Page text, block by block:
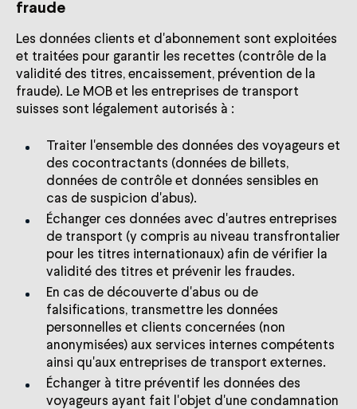
fraude
Les données clients et d'abonnement sont exploitées
et traitées pour garantir les recettes (contrôle de la
validité des titres, encaissement, prévention de la
fraude). Le MOB et les entreprises de transport
suisses sont légalement autorisés à :
Traiter l'ensemble des données des voyageurs et
des cocontractants (données de billets,
données de contrôle et données sensibles en
cas de suspicion d'abus).
Échanger ces données avec d'autres entreprises
de transport (y compris au niveau transfrontalier
pour les titres internationaux) afin de vérifier la
validité des titres et prévenir les fraudes.
En cas de découverte d'abus ou de
falsifications, transmettre les données
personnelles et clients concernées (non
anonymisées) aux services internes compétents
ainsi qu'aux entreprises de transport externes.
Échanger à titre préventif les données des
voyageurs ayant fait l'objet d'une condamnation